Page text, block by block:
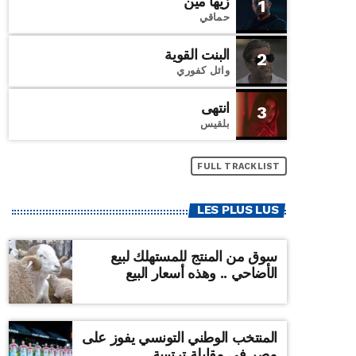
1
حماقي
2 البنت القوية
وائل كفوري
3 انتهى
بلقيس
FULL TRACKLIST
LES PLUS LUS
سوق من المنتج للمستهلك لبيع
الأضاحي .. وهذه أسعار البيع
المنتخب الوطني التونسي يفوز على